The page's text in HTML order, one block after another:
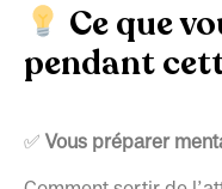
Ce que
pendant
✅ Vous préparer